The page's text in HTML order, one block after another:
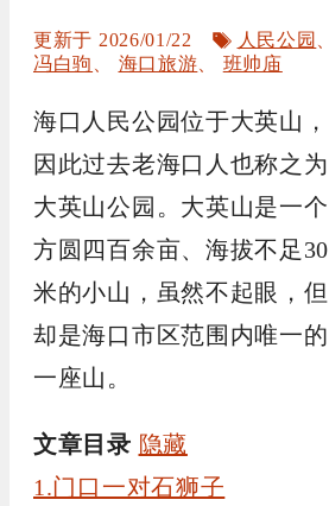
2026/01/22
标
签
人民公园
冯白驹
海口旅游 班帅庙
海口人民公园位于大英山，
因此过去老海口人也称之为
大英山公园。大英山是一个
方圆四百余亩、海拔不足30
米的小山，虽然不起眼，但
却是海口市区范围内唯一的
一座山。
文章目录 隐藏
1.门口一对石狮子